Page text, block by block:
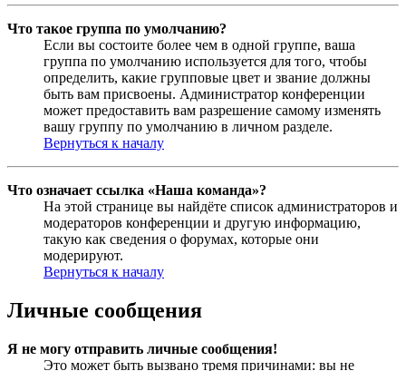
Что такое группа по умолчанию?
Если вы состоите более чем в одной группе, ваша
группа по умолчанию используется для того, чтобы
определить, какие групповые цвет и звание должны
быть вам присвоены. Администратор конференции
может предоставить вам разрешение самому изменять
вашу группу по умолчанию в личном разделе.
Вернуться к началу
Что означает ссылка «Наша команда»?
На этой странице вы найдёте список администраторов и
модераторов конференции и другую информацию,
такую как сведения о форумах, которые они
модерируют.
Вернуться к началу
Личные сообщения
Я не могу отправить личные сообщения!
Это может быть вызвано тремя причинами: вы не